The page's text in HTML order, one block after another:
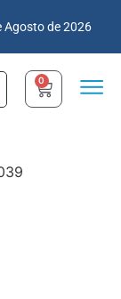
Agosto de 2026
0